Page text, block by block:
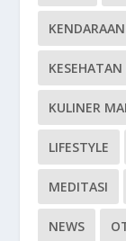
KENDARAAN
KULINER
LIFESTYLE
MEDITASI
NEWS